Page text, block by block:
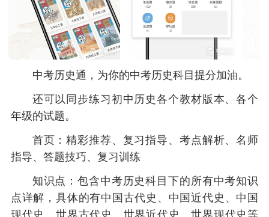
中考历史通，为你的中考历史科目提分加油。
还可以同步练习初中历史各个教材版本、各个
年级的试题。
首页：精彩推荐、复习指导、考点解析、名师
指导、答题技巧、复习训练
知识点：包含中考历史科目下的所有中考知识
点详解，具体的有中国古代史、中国近代史、中国
现代史、世界古代史、世界近代史、世界现代史等